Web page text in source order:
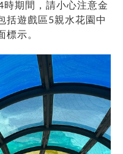
期間，請小心注意金
括遊戲區5親水花園中
標示。